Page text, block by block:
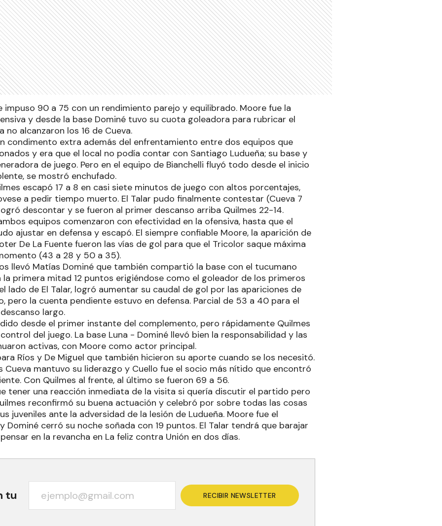
impuso 90 a 75 con un rendimiento parejo y equilibrado. Moore fue la
y desde la base Dominé tuvo su cuota goleadora para rubricar el
no alcanzaron los 16 de Cueva.
condimento extra además del enfrentamiento entre dos equipos que
y era que el local no podía contar con Santiago Ludueña; su base y
de juego. Pero en el equipo de Bianchelli fluyó todo desde el inicio
se mostró enchufado.
escapó 17 a 8 en casi siete minutos de juego con altos porcentajes,
a pedir tiempo muerto. El Talar pudo finalmente contestar (Cueva 7
descontar y se fueron al primer descanso arriba Quilmes 22-14.
equipos comenzaron con efectividad en la ofensiva, hasta que el
ajustar en defensa y escapó. El siempre confiable Moore, la aparición de
De La Fuente fueron las vías de gol para que el Tricolor saque máxima
(43 a 28 y 50 a 35).
llevó Matías Dominé que también compartió la base con el tucumano
la primera mitad 12 puntos erigiéndose como el goleador de los primeros
lado de El Talar, logró aumentar su caudal de gol por las apariciones de
pero la cuenta pendiente estuvo en defensa. Parcial de 53 a 40 para el
largo.
desde el primer instante del complemento, pero rápidamente Quilmes
del juego. La base Luna - Dominé llevó bien la responsabilidad y las
activas, con Moore como actor principal.
Ríos y De Miguel que también hicieron su aporte cuando se los necesitó.
Cueva mantuvo su liderazgo y Cuello fue el socio más nítido que encontró
Con Quilmes al frente, al último se fueron 69 a 56.
tener una reacción inmediata de la visita si quería discutir el partido pero
reconfirmó su buena actuación y celebró por sobre todas las cosas
juveniles ante la adversidad de la lesión de Ludueña. Moore fue el
Dominé cerró su noche soñada con 19 puntos. El Talar tendrá que barajar
en la revancha en La feliz contra Unión en dos días.
tu RECIBIR NEWSLETTER